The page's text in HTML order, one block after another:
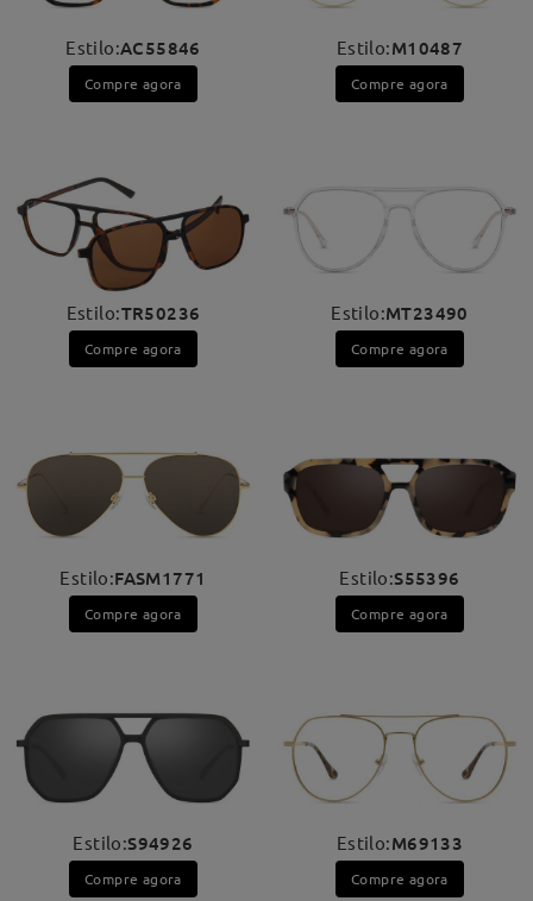
Estilo:AC55846
Compre agora
Estilo:TR50236
Compre agora
Estilo:FASM1771
Compre agora
Estilo:S94926
Compre agora
Estilo:M10487
Compre agora
Estilo:MT23490
Compre agora
Estilo:S55396
Compre agora
Estilo:M69133
Compre agora